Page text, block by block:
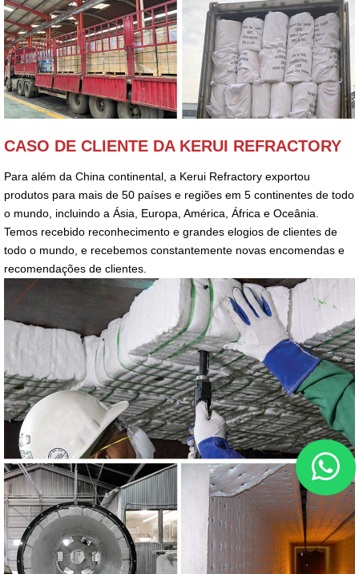
CASO DE CLIENTE DA KERUI REFRACTORY
Para além da China continental, a Kerui Refractory exportou
produtos para mais de 50 países e regiões em 5 continentes de todo
o mundo, incluindo a Ásia, Europa, América, África e Oceânia.
Temos recebido reconhecimento e grandes elogios de clientes de
todo o mundo, e recebemos constantemente novas encomendas e
recomendações de clientes.